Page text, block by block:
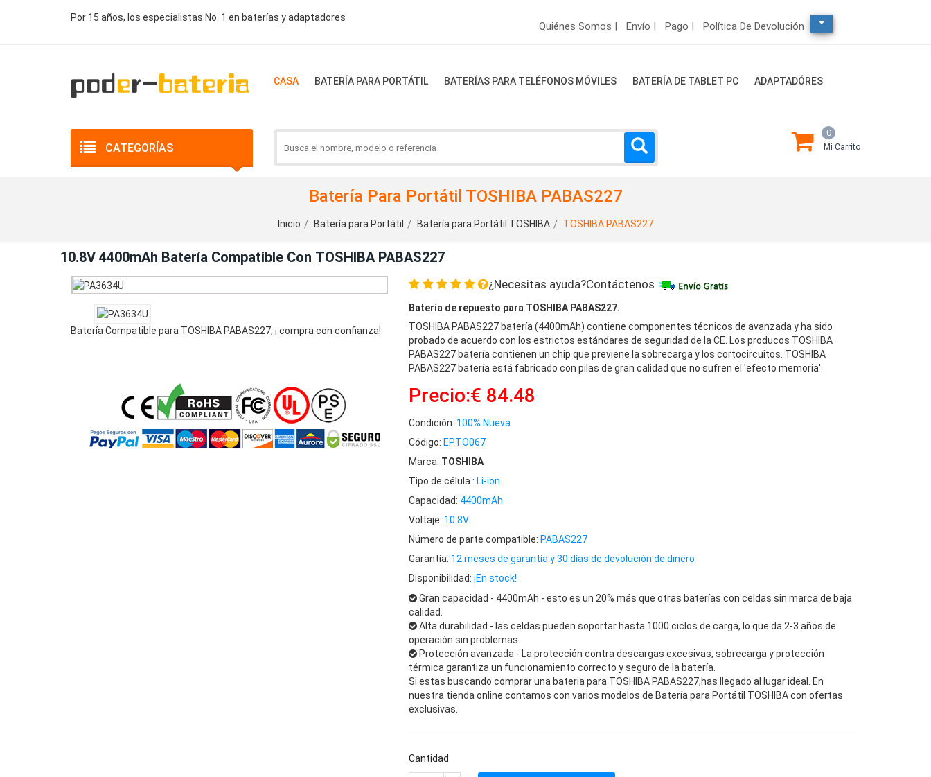
Por 15 años, los especialistas No. 1 en baterías y adaptadores
Quiénes Somos | Envío | Pago | Política De Devolución
CASA BATERÍA PARA PORTÁTIL BATERÍAS PARA TELÉFONOS MÓVILES BATERÍA DE TABLET PC ADAPTADÓRES
CATEGORÍAS
0
Mi Carrito
Batería Para Portátil TOSHIBA PABAS227
Inicio Batería para Portátil Batería para Portátil TOSHIBA TOSHIBA PABAS227
10.8V 4400mAh Batería Compatible Con TOSHIBA PABAS227
Batería Compatible para TOSHIBA PABAS227, ¡ compra con confianza!
¿Necesitas ayuda?Contáctenos
Batería de repuesto para TOSHIBA PABAS227.
TOSHIBA PABAS227 batería (4400mAh) contiene componentes técnicos de avanzada y ha sido
probado de acuerdo con los estrictos estándares de seguridad de la CE. Los producos TOSHIBA
PABAS227 batería contienen un chip que previene la sobrecarga y los cortocircuitos. TOSHIBA
PABAS227 batería está fabricado con pilas de gran calidad que no sufren el 'efecto memoria'.
Precio:€ 84.48
Condición :100% Nueva
Código: EPTO067
Marca: TOSHIBA
Tipo de célula : Li-ion
Capacidad: 4400mAh
Voltaje: 10.8V
Número de parte compatible: PABAS227
Garantía: 12 meses de garantía y 30 días de devolución de dinero
Disponibilidad: ¡En stock!
Gran capacidad - 4400mAh - esto es un 20% más que otras baterías con celdas sin marca de baja
calidad.
Alta durabilidad - las celdas pueden soportar hasta 1000 ciclos de carga, lo que da 2-3 años de
operación sin problemas.
Protección avanzada - La protección contra descargas excesivas, sobrecarga y protección
térmica garantiza un funcionamiento correcto y seguro de la batería.
Si estas buscando comprar una bateria para TOSHIBA PABAS227,has llegado al lugar ideal. En
nuestra tienda online contamos con varios modelos de Batería para Portátil TOSHIBA con ofertas
exclusivas.
Cantidad